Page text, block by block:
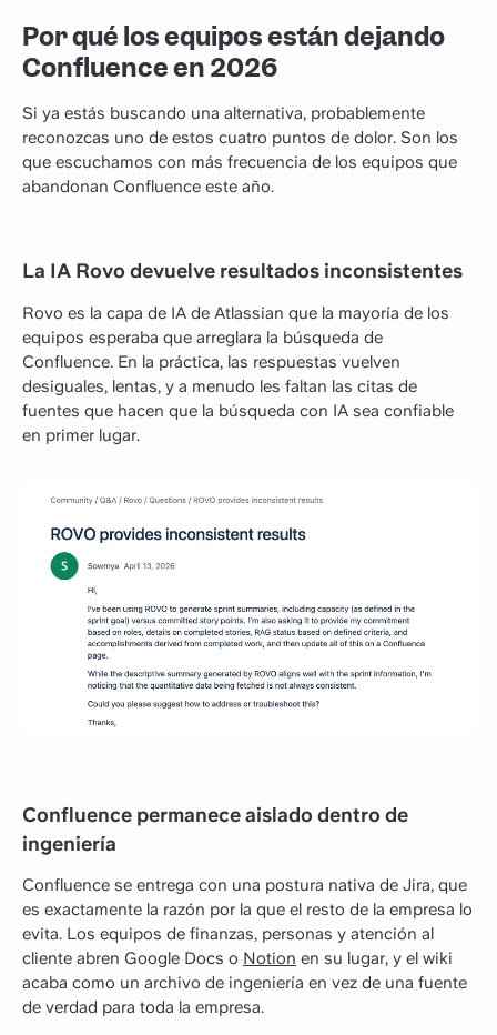
Por qué los equipos están dejando
Confluence en 2026
Si ya estás buscando una alternativa, probablemente
reconozcas uno de estos cuatro puntos de dolor. Son los
que escuchamos con más frecuencia de los equipos que
abandonan Confluence este año.
La IA Rovo devuelve resultados inconsistentes
Rovo es la capa de IA de Atlassian que la mayoría de los
equipos esperaba que arreglara la búsqueda de
Confluence. En la práctica, las respuestas vuelven
desiguales, lentas, y a menudo les faltan las citas de
fuentes que hacen que la búsqueda con IA sea confiable
en primer lugar.
Confluence permanece aislado dentro de
ingeniería
Confluence se entrega con una postura nativa de Jira, que
es exactamente la razón por la que el resto de la empresa lo
evita. Los equipos de finanzas, personas y atención al
cliente abren Google Docs o Notion en su lugar, y el wiki
acaba como un archivo de ingeniería en vez de una fuente
de verdad para toda la empresa.